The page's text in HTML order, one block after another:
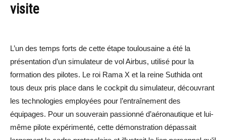
visite
L’un des temps forts de cette étape toulousaine a été la
présentation d’un simulateur de vol Airbus, utilisé pour la
formation des pilotes. Le roi Rama X et la reine Suthida ont
tous deux pris place dans le cockpit du simulateur, découvrant
les technologies employées pour l’entraînement des
équipages. Pour un souverain passionné d’aéronautique et lui-
même pilote expérimenté, cette démonstration dépassait